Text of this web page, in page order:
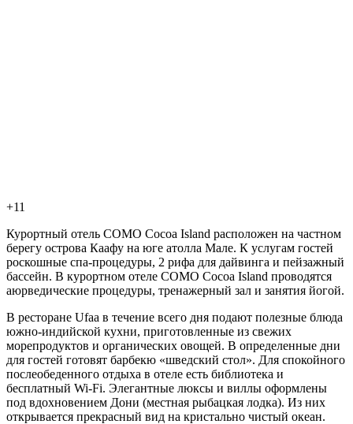
+11
Курортный отель COMO Cocoa Island расположен на частном
берегу острова Каафу на юге атолла Мале. К услугам гостей
роскошные спа-процедуры, 2 рифа для дайвинга и пейзажный
бассейн. В курортном отеле COMO Cocoa Island проводятся
аюрведические процедуры, тренажерный зал и занятия йогой.
В ресторане Ufaa в течение всего дня подают полезные блюда
южно-индийской кухни, приготовленные из свежих
морепродуктов и органических овощей. В определенные дни
для гостей готовят барбекю «шведский стол». Для спокойного
послеобеденного отдыха в отеле есть библиотека и
бесплатный Wi-Fi. Элегантные люксы и виллы оформлены
под вдохновением Дони (местная рыбацкая лодка). Из них
открывается прекрасный вид на кристально чистый океан.